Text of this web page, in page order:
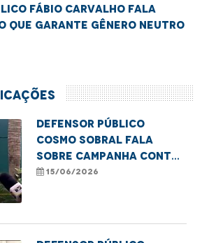
Fábio Carvalho fala
que garante gênero neutro
Defensor público
Cosmo Sobral fala
sobre campanha contra
violência financeira a
15/06/2026